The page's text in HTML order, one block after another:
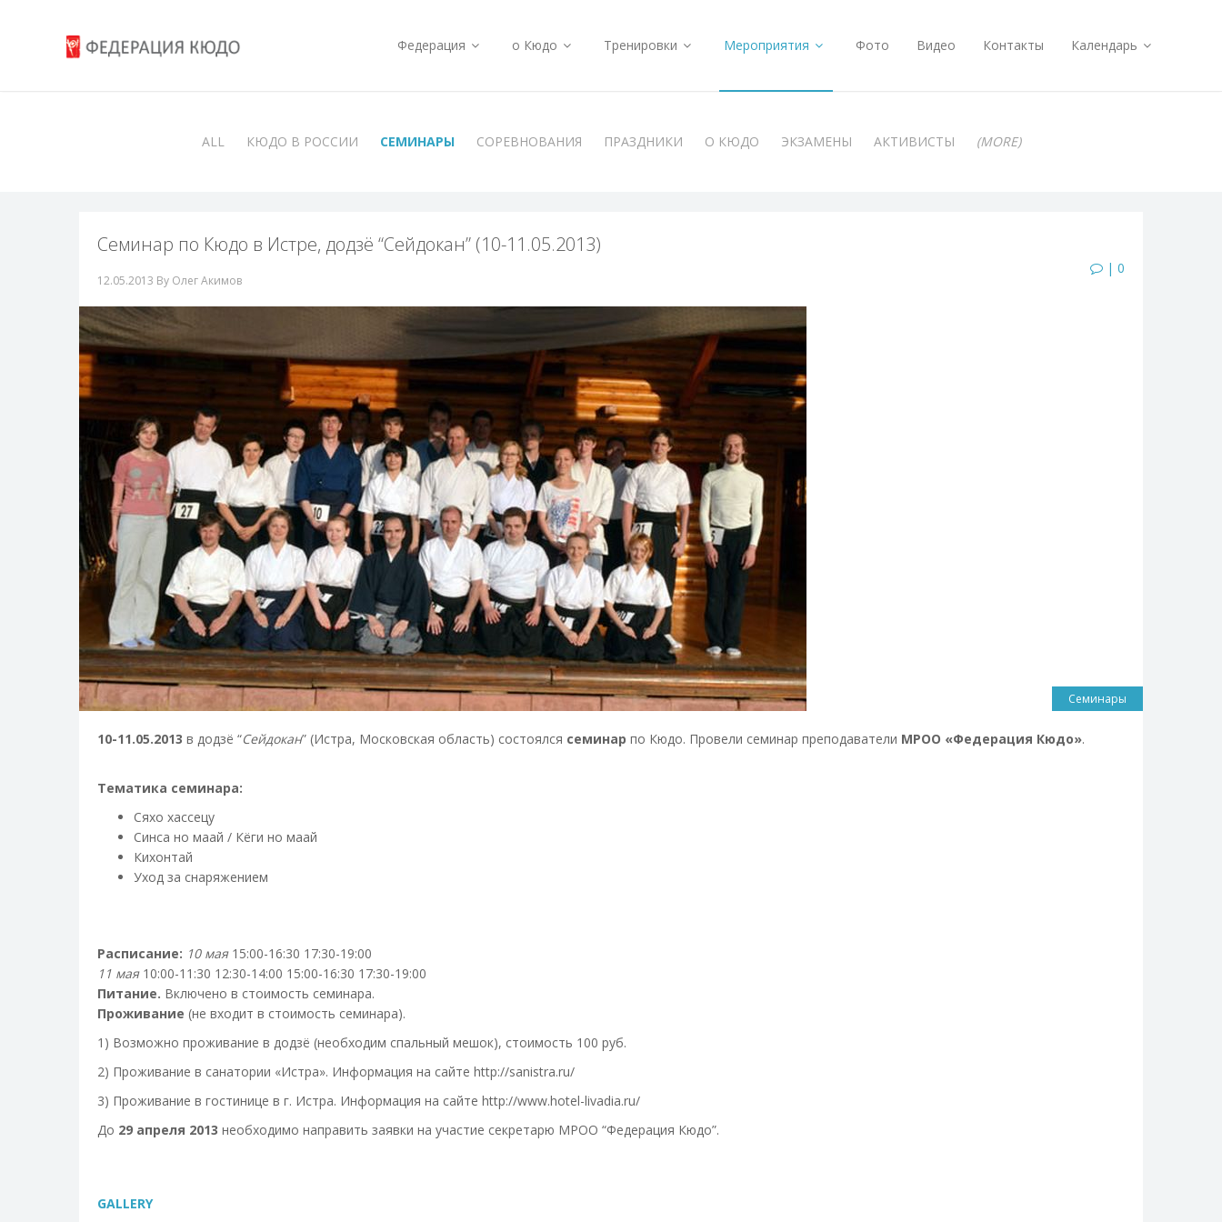
Федерация о Кюдо Тренировки Мероприятия Фото Видео Контакты Календарь
ALL КЮДО В РОССИИ СЕМИНАРЫ СОРЕВНОВАНИЯ ПРАЗДНИКИ О КЮДО ЭКЗАМЕНЫ АКТИВИСТЫ (MORE)
Семинар по Кюдо в Истре, додзё “Сейдокан” (10-11.05.2013)
12.05.2013 By Олег Акимов
| 0
Семинары
10-11.05.2013 в додзё “Сейдокан” (Истра, Московская область) состоялся семинар по Кюдо. Провели семинар преподаватели МРОО «Федерация Кюдо».
Тематика семинара:
Сяхо хассецу
Синса но маай / Кёги но маай
Кихонтай
Уход за снаряжением
Расписание: 10 мая15:00-16:30 17:30-19:00
11 мая10:00-11:30 12:30-14:00 15:00-16:30 17:30-19:00
Питание. Включено в стоимость семинара.
Проживание (не входит в стоимость семинара).
1) Возможно проживание в додзё (необходим спальный мешок), стоимость 100 руб.
2) Проживание в санатории «Истра». Информация на сайте http://sanistra.ru/
3) Проживание в гостинице в г. Истра. Информация на сайте http://www.hotel-livadia.ru/
До 29 апреля 2013 необходимо направить заявки на участие секретарю МРОО “Федерация Кюдо”.
GALLERY